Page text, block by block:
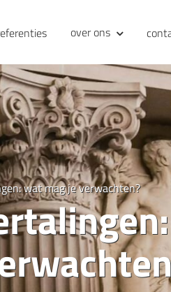
over ons
wat mag je verwachten?